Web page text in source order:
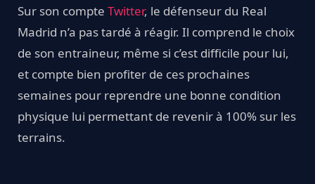
Sur son compte Twitter, le défenseur du Real
Madrid n’a pas tardé à réagir. Il comprend le choix
de son entraineur, même si c’est difficile pour lui,
et compte bien profiter de ces prochaines
semaines pour reprendre une bonne condition
physique lui permettant de revenir à 100% sur les
terrains.